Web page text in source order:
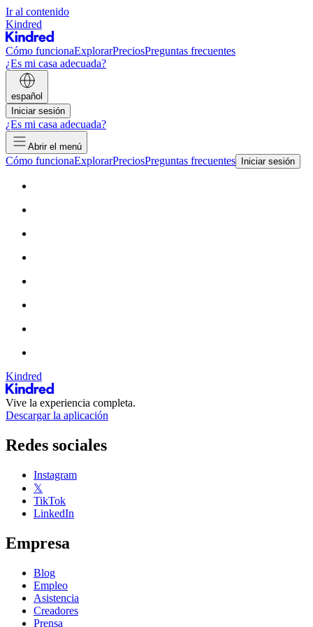
Ir al contenido
Kindred
Cómo funcionaExplorarPreciosPreguntas frecuentes
¿Es mi casa adecuada?
español
Iniciar sesión
¿Es mi casa adecuada?
Abrir el menú
Cómo funcionaExplorarPreciosPreguntas frecuentes Iniciar sesión
Kindred
Vive la experiencia completa.
Descargar la aplicación
Redes sociales
Instagram
𝕏
TikTok
LinkedIn
Empresa
Blog
Empleo
Asistencia
Creadores
Prensa